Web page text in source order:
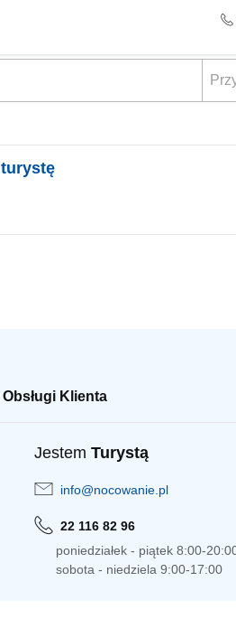
Klienta
Jestem Turystą
info@nocowanie.pl
22 116 82 96
poniedziałek - piątek 8:00-
sobota - niedziela 9:00-17:00